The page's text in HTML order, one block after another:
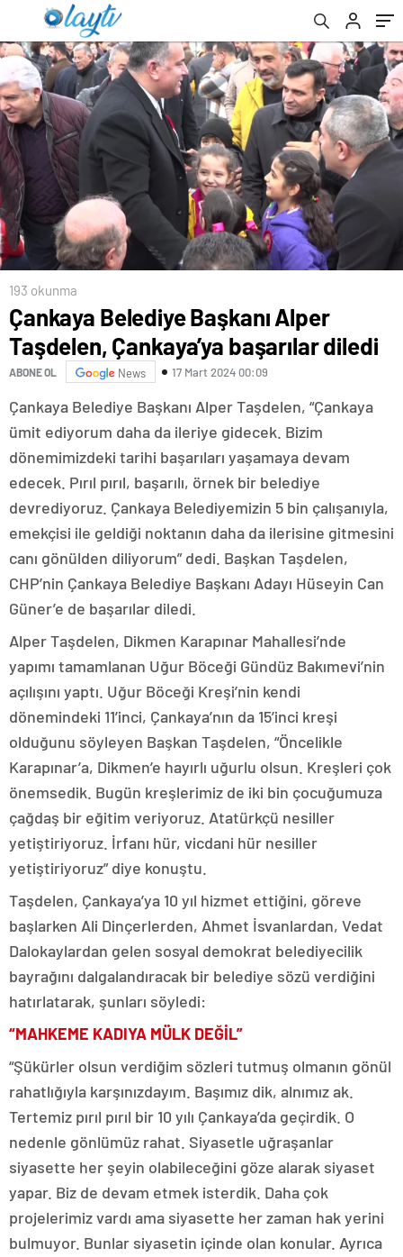
193 okunma
Çankaya Belediye Başkanı Alper
Taşdelen, Çankaya’ya başarılar diledi
ABONE OL News 17 Mart 2024 00:09
Çankaya Belediye Başkanı Alper Taşdelen, “Çankaya
ümit ediyorum daha da ileriye gidecek. Bizim
dönemimizdeki tarihi başarıları yaşamaya devam
edecek. Pırıl pırıl, başarılı, örnek bir belediye
devrediyoruz. Çankaya Belediyemizin 5 bin çalışanıyla,
emekçisi ile geldiği noktanın daha da ilerisine gitmesini
canı gönülden diliyorum” dedi. Başkan Taşdelen,
CHP’nin Çankaya Belediye Başkanı Adayı Hüseyin Can
Güner’e de başarılar diledi.
Alper Taşdelen, Dikmen Karapınar Mahallesi’nde
yapımı tamamlanan Uğur Böceği Gündüz Bakımevi’nin
açılışını yaptı. Uğur Böceği Kreşi’nin kendi
dönemindeki 11’inci, Çankaya’nın da 15’inci kreşi
olduğunu söyleyen Başkan Taşdelen, “Öncelikle
Karapınar’a, Dikmen’e hayırlı uğurlu olsun. Kreşleri çok
önemsedik. Bugün kreşlerimiz de iki bin çocuğumuza
çağdaş bir eğitim veriyoruz. Atatürkçü nesiller
yetiştiriyoruz. İrfanı hür, vicdani hür nesiller
yetiştiriyoruz” diye konuştu.
Taşdelen, Çankaya’ya 10 yıl hizmet ettiğini, göreve
başlarken Ali Dinçerlerden, Ahmet İsvanlardan, Vedat
Dalokaylardan gelen sosyal demokrat belediyecilik
bayrağını dalgalandıracak bir belediye sözü verdiğini
hatırlatarak, şunları söyledi:
“MAHKEME KADIYA MÜLK DEĞİL”
“Şükürler olsun verdiğim sözleri tutmuş olmanın gönül
rahatlığıyla karşınızdayım. Başımız dik, alnımız ak.
Tertemiz pırıl pırıl bir 10 yılı Çankaya’da geçirdik. O
nedenle gönlümüz rahat. Siyasetle uğraşanlar
siyasette her şeyin olabileceğini göze alarak siyaset
yapar. Biz de devam etmek isterdik. Daha çok
projelerimiz vardı ama siyasette her zaman hak yerini
bulmuyor. Bunlar siyasetin içinde olan konular. Ayrıca